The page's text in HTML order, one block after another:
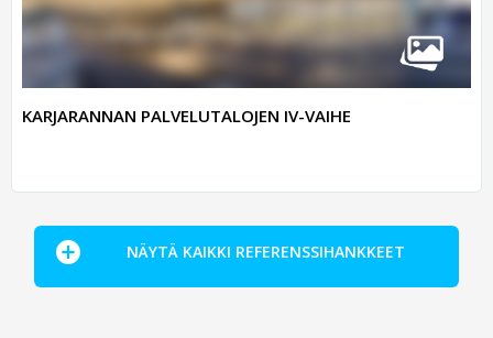
KARJARANNAN PALVELUTALOJEN IV-VAIHE
NÄYTÄ KAIKKI REFERENSSIHANKKEET